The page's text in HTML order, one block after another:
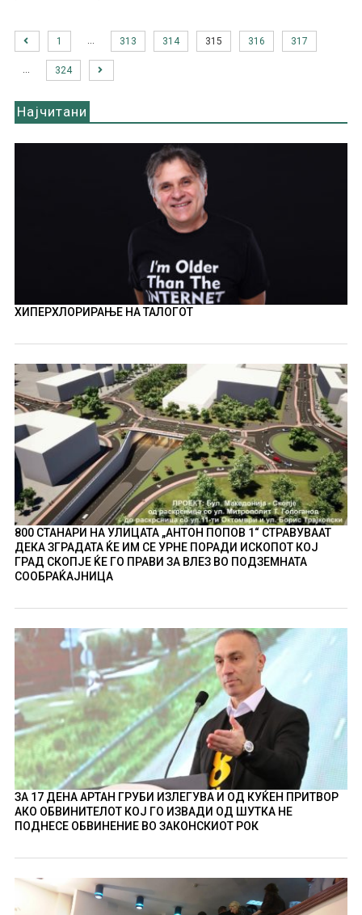
1 313 314 315 316 317
324
Најчитани
ХИПЕРХЛОРИРАЊЕ НА ТАЛОГОТ
800 СТАНАРИ НА УЛИЦАТА „АНТОН ПОПОВ 1“ СТРАВУВААТ
ДЕКА ЗГРАДАТА ЌЕ ИМ СЕ УРНЕ ПОРАДИ ИСКОПОТ КОЈ
ГРАД СКОПЈЕ ЌЕ ГО ПРАВИ ЗА ВЛЕЗ ВО ПОДЗЕМНАТА
СООБРАЌАЈНИЦА
ЗА 17 ДЕНА АРТАН ГРУБИ ИЗЛЕГУВА И ОД КУЌЕН ПРИТВОР
АКО ОБВИНИТЕЛОТ КОЈ ГО ИЗВАДИ ОД ШУТКА НЕ
ПОДНЕСЕ ОБВИНЕНИЕ ВО ЗАКОНСКИОТ РОК